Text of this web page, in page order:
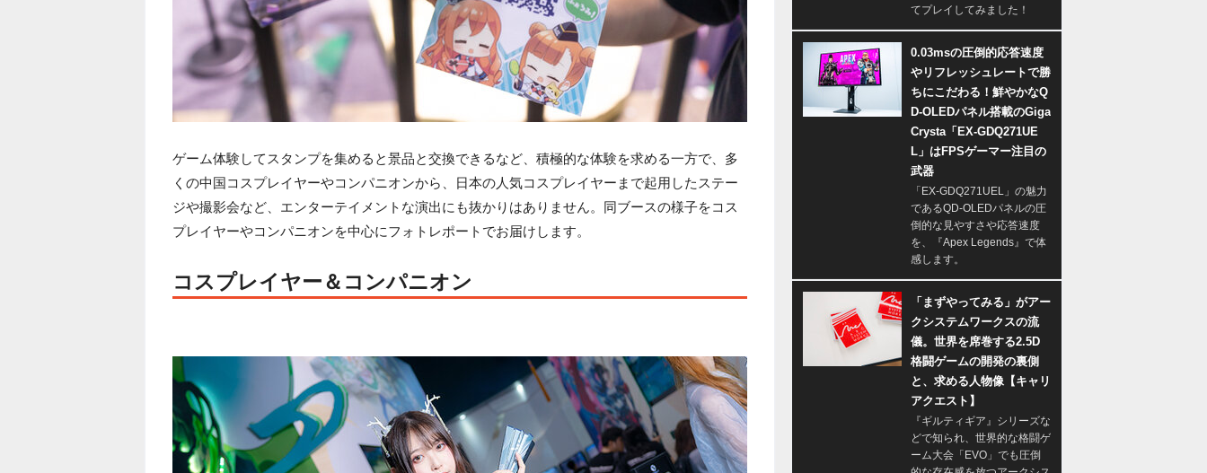
ゲーム体験してスタンプを集めると景品と交換できるなど、積極的な体験を求める一方で、多
くの中国コスプレイヤーやコンパニオンから、日本の人気コスプレイヤーまで起用したステー
ジや撮影会など、エンターテイメントな演出にも抜かりはありません。同ブースの様子をコス
プレイヤーやコンパニオンを中心にフォトレポートでお届けします。
コスプレイヤー＆コンパニオン
てプレイしてみました！
0.03msの圧倒的応答速度
やリフレッシュレートで勝
ちにこだわる！鮮やかなQ
D-OLEDパネル搭載のGiga
Crysta「EX-GDQ271UE
L」はFPSゲーマー注目の
武器
「EX-GDQ271UEL」の魅力
であるQD-OLEDパネルの圧
倒的な見やすさや応答速度
を、『Apex Legends』で体
感します。
「まずやってみる」がアー
クシステムワークスの流
儀。世界を席巻する2.5D
格闘ゲームの開発の裏側
と、求める人物像【キャリ
アクエスト】
『ギルティギア』シリーズな
どで知られ、世界的な格闘ゲ
ーム大会「EVO」でも圧倒